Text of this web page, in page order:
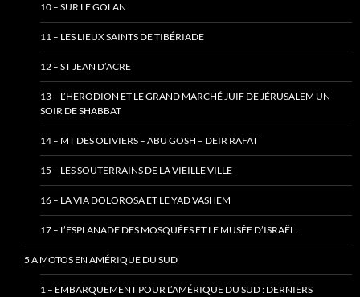
10 – SUR LE GOLAN
11 – LES LIEUX SAINTS DE TIBÉRIADE
12 – ST JEAN D’ACRE
13 – L’HERODION ET LE GRAND MARCHÉ JUIF DE JÉRUSALEM UN
SOIR DE SHABBAT
14 – MT DES OLIVIERS – ABU GOSH – DEIR RAFAT
15 – LES SOUTERRAINS DE LA VIEILLE VILLE
16 – LA VIA DOLOROSA ET LE YAD VASHEM
17 – L’ESPLANADE DES MOSQUÉES ET LE MUSÉE D’ISRAËL.
5 A MOTOS EN AMÉRIQUE DU SUD
1 – EMBARQUEMENT POUR L’AMÉRIQUE DU SUD : DERNIERS